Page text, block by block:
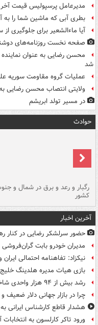
مدیرعامل پرسپولیس قیمت
بطری آبی که ماشین شما را
آیا ماءالشعیر برای جلوگیری
صفحه نخست روزنامه‌های دوشنبه ۱۹ مرداد
محسن رضایی به عنوان
شد
عملیات گروه مقاومت سوریه
ولایتی انتصاب محسن رضایی
در مسیر تولد ابریشم
حوادث
رگبار و رعد و برق در شمال و
کشور
آخرین اخبار
حضور سرلشکر رضایی در کنار
مدیران خودرو بابت گران‌فروشی ۲۶ خودرو محکوم شد
نیکزاد: تفاهنامه احتمالی
بازی هیات مدیره هلدینگ
رشد بیش از ۹۴ هزار واحدی شاخص کل بورس
چرا در بازار جهانی دلار ضعیف
هشدار قاطع کارشناس ایرانی
ورود تاکر کارلسون به